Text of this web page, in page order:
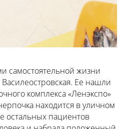
самостоятельной жизни
Ее нашли
комплекса «Ленэкспо»
находится в уличном
остальных пациентов